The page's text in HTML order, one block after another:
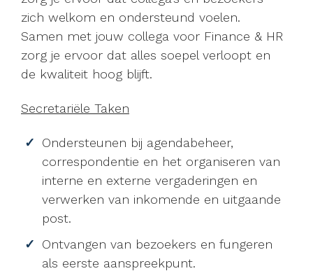
zich welkom en ondersteund voelen.
Samen met jouw collega voor Finance & HR
zorg je ervoor dat alles soepel verloopt en
de kwaliteit hoog blijft.
Secretariële Taken
Ondersteunen bij agendabeheer,
correspondentie en het organiseren van
interne en externe vergaderingen en
verwerken van inkomende en uitgaande
post.
Ontvangen van bezoekers en fungeren
als eerste aanspreekpunt.